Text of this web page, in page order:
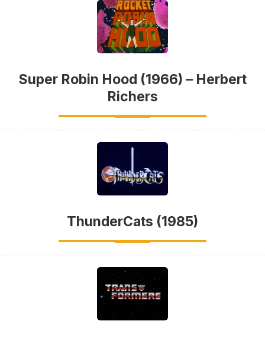
Super Robin Hood (1966) – Herbert
Richers
ThunderCats (1985)